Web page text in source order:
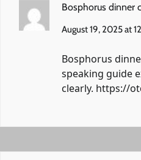
Bosphorus dinner
August 19, 2025 at
Bosphorus
speaking guide
clearly. https://